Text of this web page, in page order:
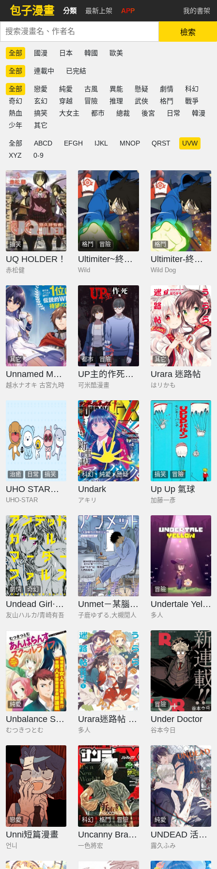
包子漫畫 分類 最新上架 APP 我的書架
檢索
全部 國漫 日本 韓國 歐美
全部 連載中 已完結
全部 戀愛 純愛 古風 異能 懸疑 劇情
科幻
奇幻
玄幻 穿越 冒險 推理 武俠 格鬥
戰爭
熱血
搞笑 大女主 都市 總裁 後宮 日常
韓漫
少年
其它
全部 ABCD EFGH IJKL MNOP QRST
UVW
XYZ
0-9
搞笑
UQ HOLDER！
赤松健
格鬥 冒險
Ultimiter~終極者
Wild
格鬥
Ultimiter-終極者
Wild Dog
其它
Unnamed Memory
越水ナオキ 古宮九時
都市 冒險
UP主的作死之旅
可米酷漫畫
其它
Urara 迷路帖
はリかも
治癒 日常 搞笑
UHO STAR的日常
UHO-STAR
科幻 純愛 懸疑
Undark
アキリ
搞笑 冒險
Up Up 氣球
加藤一彥
劇情 奇幻
Undead Girl·Murder Farce
友山ハルカ/青崎有吾
Unmet－某腦外科醫的日記－
子鹿ゆずる,大槻閒人
冒險
Undertale Yellow同人合集
多人
純愛
Unbalance School Life
むつきつとむ
Urara迷路帖 漫畫選集
多人
冒險
Under Doctor
谷本今日
戀愛
Unni短篇漫畫
언니
科幻 格鬥 冒險
Uncanny Brains
一色將宏
純愛
UNDEAD 活死人
露久ふみ